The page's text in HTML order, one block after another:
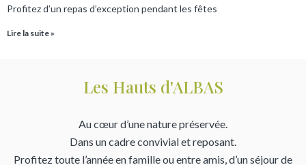
Profitez d’un repas d’exception pendant les fêtes
Lire la suite »
Les Hauts d'ALBAS
Au cœur d’une nature préservée.
Dans un cadre convivial et reposant.
Profitez toute l’année en famille ou entre amis, d’un séjour de